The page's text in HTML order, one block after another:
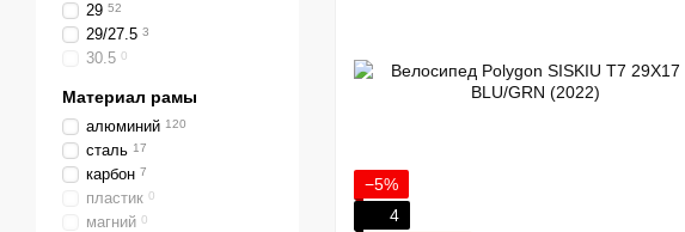
−5%
4
29 52
29/27.5 3
30.5 0
Материал рамы
алюминий 120
сталь 17
карбон 7
пластик 0
магний 0